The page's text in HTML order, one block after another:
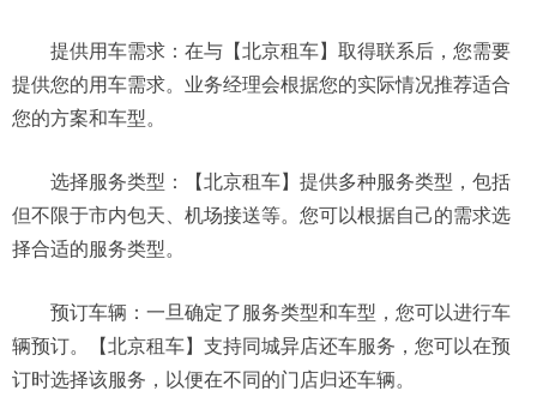
提供用车需求：在与【北京租车】取得联系后，您需要
提供您的用车需求。业务经理会根据您的实际情况推荐适合
您的方案和车型。
选择服务类型：【北京租车】提供多种服务类型，包括
但不限于市内包天、机场接送等。您可以根据自己的需求选
择合适的服务类型。
预订车辆：一旦确定了服务类型和车型，您可以进行车
辆预订。【北京租车】支持同城异店还车服务，您可以在预
订时选择该服务，以便在不同的门店归还车辆。